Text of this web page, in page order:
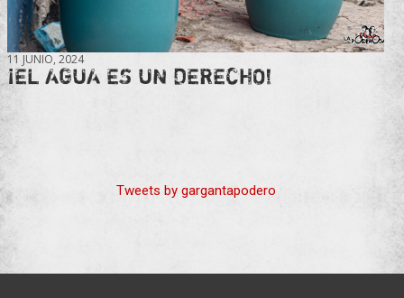
11 JUNIO, 2024
¡EL AGUA ES UN DERECHO!
Tweets by gargantapodero